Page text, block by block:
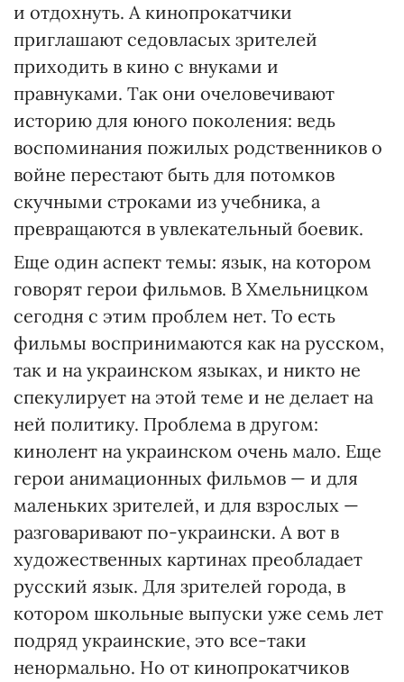
и отдохнуть. А кинопрокатчики
приглашают седовласых зрителей
приходить в кино с внуками и
правнуками. Так они очеловечивают
историю для юного поколения: ведь
воспоминания пожилых родственников о
войне перестают быть для потомков
скучными строками из учебника, а
превращаются в увлекательный боевик.
Еще один аспект темы: язык, на котором
говорят герои фильмов. В Хмельницком
сегодня с этим проблем нет. То есть
фильмы воспринимаются как на русском,
так и на украинском языках, и никто не
спекулирует на этой теме и не делает на
ней политику. Проблема в другом:
кинолент на украинском очень мало. Еще
герои анимационных фильмов — и для
маленьких зрителей, и для взрослых —
разговаривают по-украински. А вот в
художественных картинах преобладает
русский язык. Для зрителей города, в
котором школьные выпуски уже семь лет
подряд украинские, это все-таки
ненормально. Но от кинопрокатчиков